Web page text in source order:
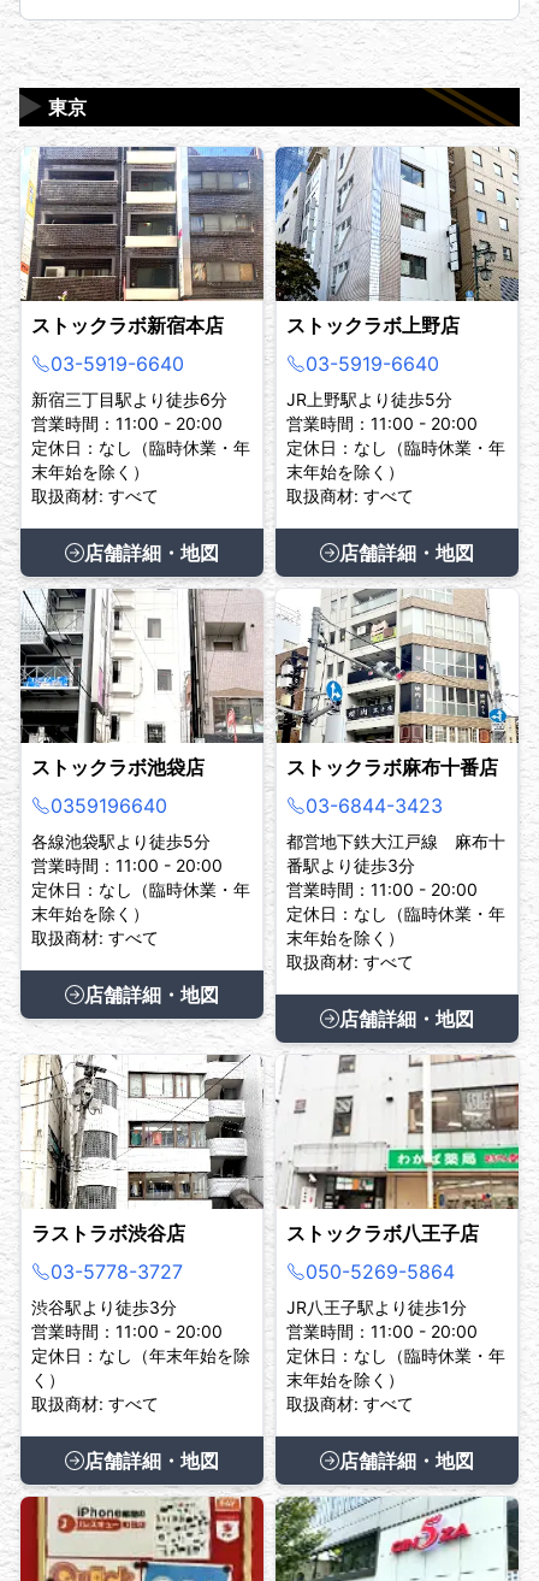
東京
▶
ストックラボ新宿本店
03-5919-6640
新宿三丁目駅より徒歩6分
営業時間：11:00 - 20:00
定休日：なし（臨時休業・年
末年始を除く）
取扱商材: すべて
店舗詳細・地図
ストックラボ上野店
03-5919-6640
JR上野駅より徒歩5分
営業時間：11:00 - 20:00
定休日：なし（臨時休業・年
末年始を除く）
取扱商材: すべて
店舗詳細・地図
ストックラボ池袋店
0359196640
各線池袋駅より徒歩5分
営業時間：11:00 - 20:00
定休日：なし（臨時休業・年
末年始を除く）
取扱商材: すべて
店舗詳細・地図
ストックラボ麻布十番店
03-6844-3423
都営地下鉄大江戸線 麻布十
番駅より徒歩3分
営業時間：11:00 - 20:00
定休日：なし（臨時休業・年
末年始を除く）
取扱商材: すべて
店舗詳細・地図
ラストラボ渋谷店
03-5778-3727
渋谷駅より徒歩3分
営業時間：11:00 - 20:00
定休日：なし（年末年始を除
く）
取扱商材: すべて
店舗詳細・地図
ストックラボ八王子店
050-5269-5864
JR八王子駅より徒歩1分
営業時間：11:00 - 20:00
定休日：なし（臨時休業・年
末年始を除く）
取扱商材: すべて
店舗詳細・地図